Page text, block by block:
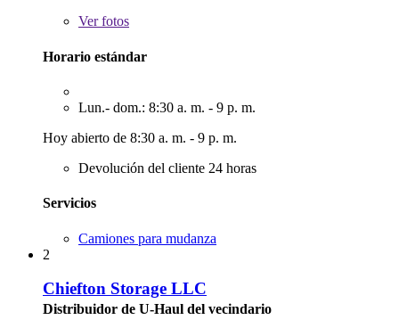
Verfotos
Horario estándar
Lun.- dom.: 8:30 a. m. - 9 p. m.
Hoy abierto de 8:30 a. m. - 9 p. m.
Devolución del cliente 24 horas
Servicios
Camiones para mudanza
2
Chiefton Storage LLC
Distribuidor de U-Haul del vecindario